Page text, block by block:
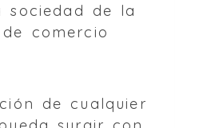
sociedad de la
comercio
de cualquier